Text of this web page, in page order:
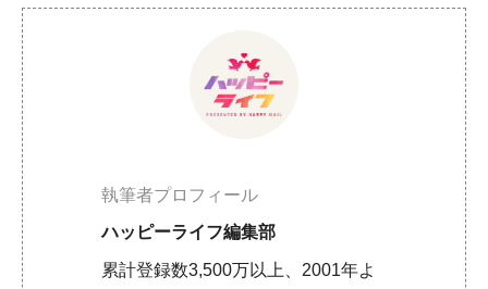
執筆者プロフィール
ハッピーライフ編集部
累計登録数3,500万以上、2001年よ